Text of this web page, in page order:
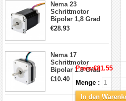
Nema 23
Schrittmotor
Bipolar 1,8 Grad
2,83Nm 4 A 2,26V
€28.93
Nema 17
Schrittmotor
Bipolar 1.8 Grad
8.7Ncm 1A 3.5V 4
Draden Hybrid-
Schrittmotor
€10.40
Preis:€81.55
Menge :
In den